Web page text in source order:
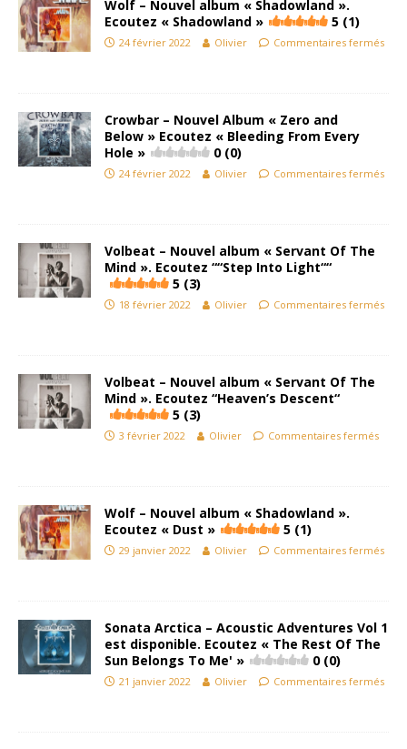
Wolf – Nouvel album « Shadowland ».
Ecoutez « Shadowland »
5 (1)
24 février 2022 Olivier Commentaires fermés
Crowbar – Nouvel Album « Zero and
Below » Ecoutez « Bleeding From Every
Hole »
0 (0)
24 février 2022 Olivier Commentaires fermés
Volbeat – Nouvel album « Servant Of The
Mind ». Ecoutez ““Step Into Light““
5 (3)
18 février 2022 Olivier Commentaires fermés
Volbeat – Nouvel album « Servant Of The
Mind ». Ecoutez “Heaven’s Descent“
5 (3)
3 février 2022 Olivier Commentaires fermés
Wolf – Nouvel album « Shadowland ».
Ecoutez « Dust »
5 (1)
29 janvier 2022 Olivier Commentaires fermés
Sonata Arctica – Acoustic Adventures Vol 1
est disponible. Ecoutez « The Rest Of The
Sun Belongs To Me' »
0 (0)
21 janvier 2022 Olivier Commentaires fermés